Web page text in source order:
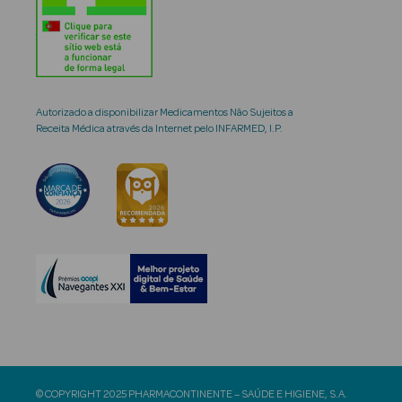
Autorizado a disponibilizar Medicamentos Não Sujeitos a
Receita Médica através da Internet pelo INFARMED, I.P.
© COPYRIGHT 2025 PHARMACONTINENTE – SAÚDE E HIGIENE, S.A.